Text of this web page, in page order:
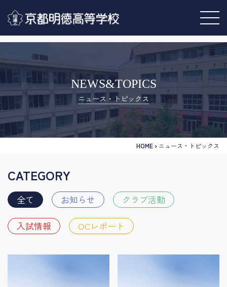
NEWS&TOPICS
ニュース・トピックス
HOME › ニュース・トピックス
CATEGORY
全て お知らせ クラブ活動
入試情報 OCレポート